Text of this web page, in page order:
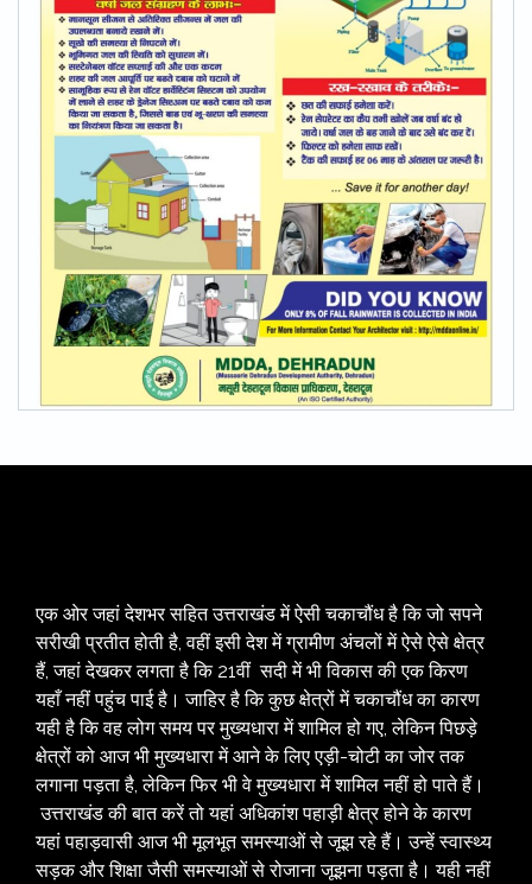
एक ओर जहां देशभर सहित उत्तराखंड में ऐसी चकाचौंध है कि जो सपने
सरीखी प्रतीत होती है, वहीं इसी देश में ग्रामीण अंचलों में ऐसे ऐसे क्षेत्र
हैं, जहां देखकर लगता है कि 21वीं सदी में भी विकास की एक किरण
यहाँ नहीं पहुंच पाई है। जाहिर है कि कुछ क्षेत्रों में चकाचौंध का कारण
यही है कि वह लोग समय पर मुख्यधारा में शामिल हो गए, लेकिन पिछड़े
क्षेत्रों को आज भी मुख्यधारा में आने के लिए एड़ी-चोटी का जोर तक
लगाना पड़ता है, लेकिन फिर भी वे मुख्यधारा में शामिल नहीं हो पाते हैं।
उत्तराखंड की बात करें तो यहां अधिकांश पहाड़ी क्षेत्र होने के कारण
यहां पहाड़वासी आज भी मूलभूत समस्याओं से जूझ रहे हैं। उन्हें स्वास्थ्य
सड़क और शिक्षा जैसी समस्याओं से रोजाना जूझना पड़ता है। यही नहीं